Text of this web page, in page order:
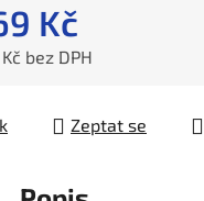
Kč
bez DPH
Zeptat se